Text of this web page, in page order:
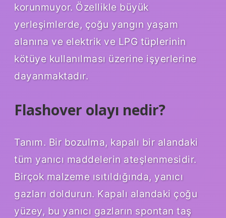
korunmuyor. Özellikle büyük
yerleşimlerde, çoğu yangın yaşam
alanına ve elektrik ve LPG tüplerinin
kötüye kullanılması üzerine işyerlerine
dayanmaktadır.
Flashover olayı nedir?
Tanım. Bir bozulma, kapalı bir alandaki
tüm yanıcı maddelerin ateşlenmesidir.
Birçok malzeme ısıtıldığında, yanıcı
gazları doldurun. Kapalı alandaki çoğu
yüzey, bu yanıcı gazların spontan taş